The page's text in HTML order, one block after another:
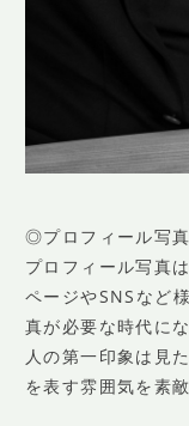
◎プロフィール写
プロフィール写真
ページやSNSなど
真が必要な時代に
人の第一印象は見
を表す雰囲気を素